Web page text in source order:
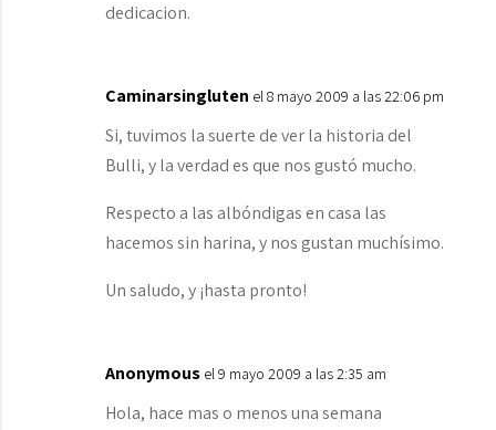
dedicacion.
Caminarsingluten el 8 mayo 2009 a las 22:06 pm
Si, tuvimos la suerte de ver la historia del
Bulli, y la verdad es que nos gustó mucho.
Respecto a las albóndigas en casa las
hacemos sin harina, y nos gustan muchísimo.
Un saludo, y ¡hasta pronto!
Anonymous el 9 mayo 2009 a las 2:35 am
Hola, hace mas o menos una semana